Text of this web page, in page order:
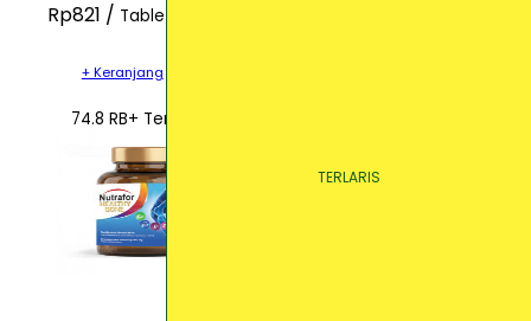
TERLARIS
TERLARIS
TERLARIS
Rp821 / Tablet
+ Keranjang
74.8 RB+ Terjual